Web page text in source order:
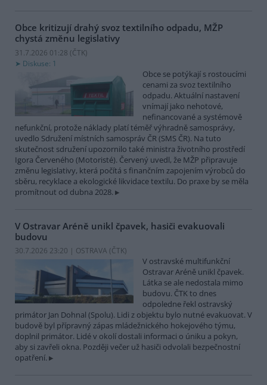
Obce kritizují drahý svoz textilního odpadu, MŽP
chystá změnu legislativy
31.7.2026 01:28 (ČTK)
Diskuse: 1
Obce se potýkají s rostoucími
cenami za svoz textilního
odpadu. Aktuální nastavení
vnímají jako nehotové,
nefinancované a systémově
nefunkční, protože náklady platí téměř výhradně samosprávy,
uvedlo Sdružení místních samospráv ČR (SMS ČR). Na tuto
skutečnost sdružení upozornilo také ministra životního prostředí
Igora Červeného (Motoristé). Červený uvedl, že MŽP připravuje
změnu legislativy, která počítá s finančním zapojením výrobců do
sběru, recyklace a ekologické likvidace textilu. Do praxe by se měla
promítnout od dubna 2028.
V Ostravar Aréně unikl čpavek, hasiči evakuovali
budovu
30.7.2026 23:20 | OSTRAVA (ČTK)
V ostravské multifunkční
Ostravar Aréně unikl čpavek.
Látka se ale nedostala mimo
budovu. ČTK to dnes
odpoledne řekl ostravský
primátor Jan Dohnal (Spolu). Lidi z objektu bylo nutné evakuovat. V
budově byl přípravný zápas mládežnického hokejového týmu,
doplnil primátor. Lidé v okolí dostali informaci o úniku a pokyn,
aby si zavřeli okna. Později večer už hasiči odvolali bezpečnostní
opatření.